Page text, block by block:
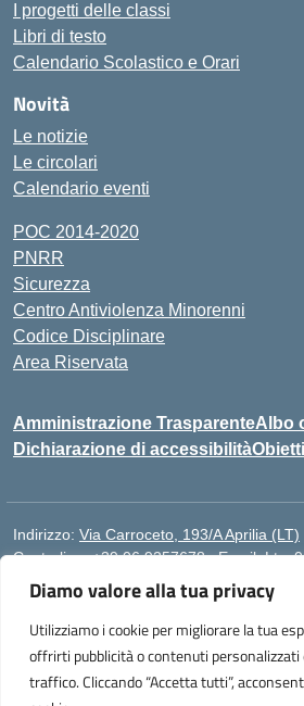
Diamo valore alla tua privacy
Utilizziamo i cookie per migliorare la tua
offrirti pubblicità o contenuti personalizzati
traffico. Cliccando “Accetta tutti”,
I progetti delle classi
Libri di testo
Calendario Scolastico e Orari
Novità
Le notizie
Le circolari
Calendario eventi
POC 2014-2020
PNRR
Sicurezza
Centro Antiviolenza Minorenni
Codice Disciplinare
Area Riservata
Amministrazione TrasparenteAlbo
Dichiarazione di accessibilità
Indirizzo: Via Carroceto, 193/A Aprilia (LT)
Centralino:+39 06 9257678 Email:
Posta elettronica certificata (PEC):
Codice meccanografico:
LTPS060002